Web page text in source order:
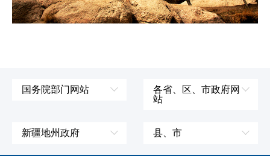
国务院部门网站
国防部
各省、区、市政府网
站
新疆地州政府
伊犁哈萨克自治州
县、市
皮山县